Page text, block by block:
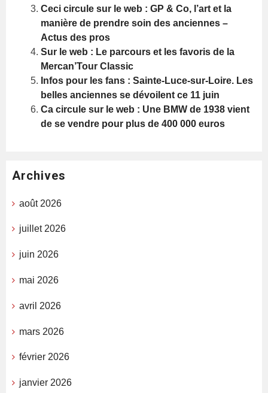
Ceci circule sur le web : GP & Co, l’art et la
manière de prendre soin des anciennes –
Actus des pros
Sur le web : Le parcours et les favoris de la
Mercan’Tour Classic
Infos pour les fans : Sainte-Luce-sur-Loire. Les
belles anciennes se dévoilent ce 11 juin
Ca circule sur le web : Une BMW de 1938 vient
de se vendre pour plus de 400 000 euros
Archives
août 2026
juillet 2026
juin 2026
mai 2026
avril 2026
mars 2026
février 2026
janvier 2026